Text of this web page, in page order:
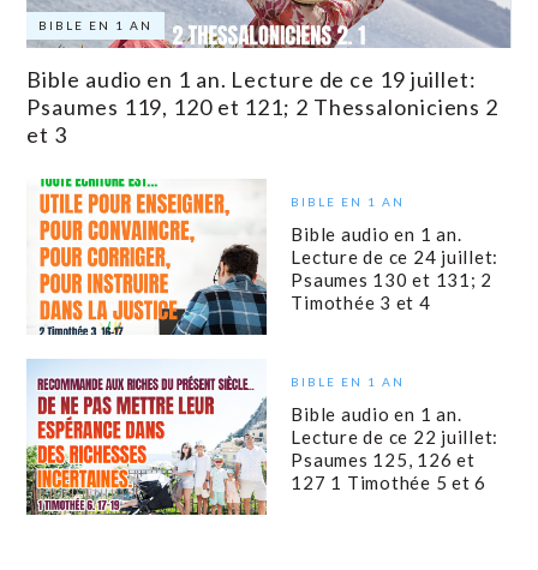
BIBLE EN 1 AN
Bible audio en 1 an. Lecture de ce 19 juillet:
Psaumes 119, 120 et 121; 2 Thessaloniciens 2
et 3
BIBLE EN 1 AN
Bible audio en 1 an.
Lecture de ce 24 juillet:
Psaumes 130 et 131; 2
Timothée 3 et 4
BIBLE EN 1 AN
Bible audio en 1 an.
Lecture de ce 22 juillet:
Psaumes 125, 126 et
127 1 Timothée 5 et 6